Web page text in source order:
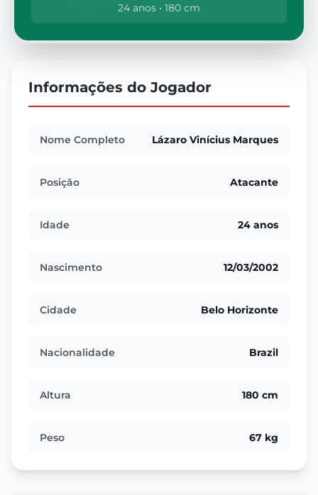
24 anos • 180 cm
Informações do Jogador
Nome Completo Lázaro Vinícius Marques
Posição Atacante
Idade 24 anos
Nascimento 12/03/2002
Cidade Belo Horizonte
Nacionalidade Brazil
Altura 180 cm
Peso 67 kg